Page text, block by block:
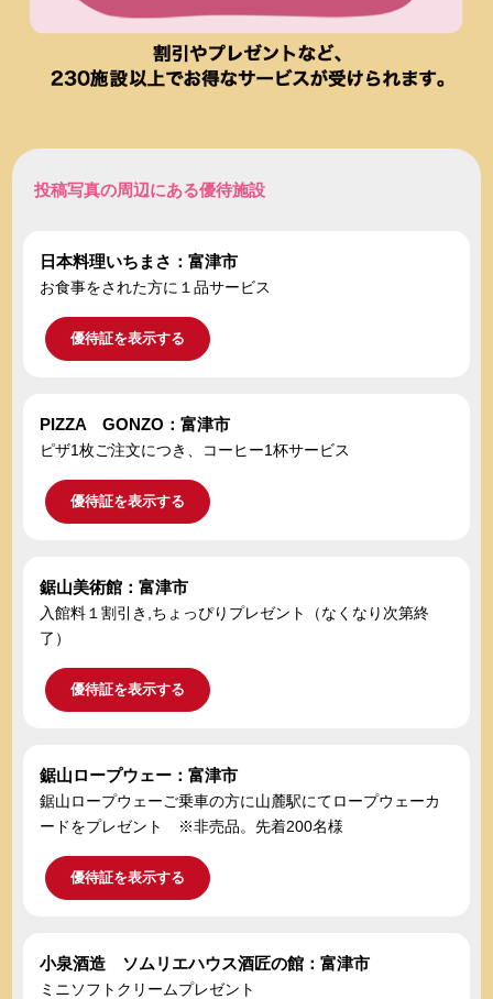
投稿写真の周辺にある優待施設
日本料理いちまさ：富津市
お食事をされた方に１品サービス
優待証を表示する
PIZZA GONZO：富津市
ピザ1枚ご注文につき、コーヒー1杯サービス
優待証を表示する
鋸山美術館：富津市
入館料１割引き,ちょっぴりプレゼント（なくなり次第終
了）
優待証を表示する
鋸山ロープウェー：富津市
鋸山ロープウェーご乗車の方に山麓駅にてロープウェーカ
ードをプレゼント ※非売品。先着200名様
優待証を表示する
小泉酒造 ソムリエハウス酒匠の館：富津市
ミニソフトクリームプレゼント